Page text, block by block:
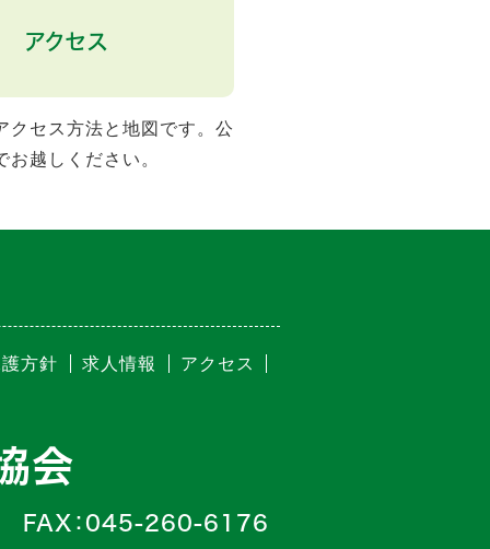
アクセス
クセス方法と地図です。公
お越しください。
方針 求人情報 アクセス
会
FAX：045-260-6176